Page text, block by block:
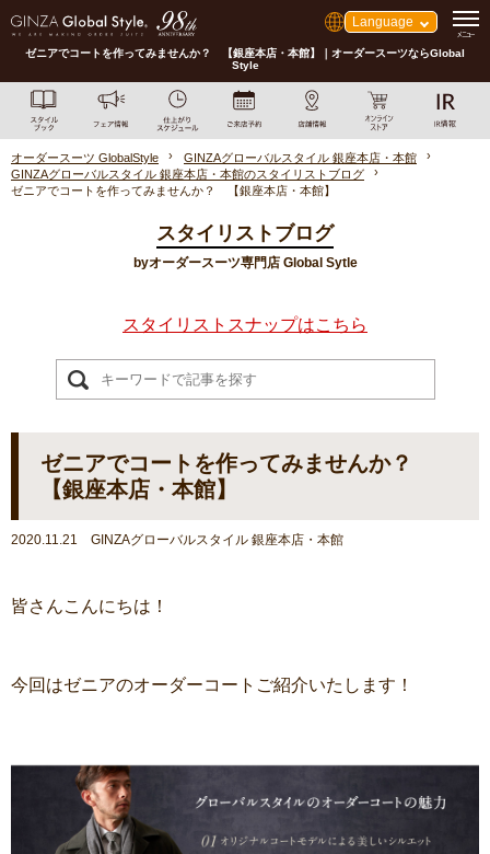
Language
ゼニアでコートを作ってみませんか？ 【銀座本店・本館】｜オーダースーツならGlobal
Style
オーダースーツ GlobalStyle
GINZAグローバルスタイル 銀座本店・本館
GINZAグローバルスタイル 銀座本店・本館のスタイリストブログ
ゼニアでコートを作ってみませんか？ 【銀座本店・本館】
スタイリストブログ
byオーダースーツ専門店 Global Sytle
スタイリストスナップはこちら
ゼニアでコートを作ってみませんか？
【銀座本店・本館】
2020.11.21 GINZAグローバルスタイル 銀座本店・本館
皆さんこんにちは！
今回はゼニアのオーダーコートご紹介いたします！